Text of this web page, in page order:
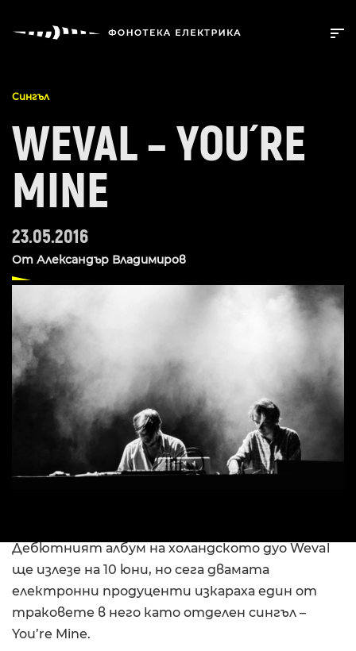
Сингъл
WEVAL – YOU´RE
MINE
23.05.2016
От Александър Владимиров
Дебютният албум на холандското дуо Weval
ще излезе на 10 юни, но сега двамата
електронни продуценти изкараха един от
траковете в него като отделен сингъл –
You’re Mine.